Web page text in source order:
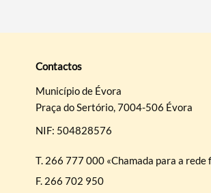
Contactos
Município de Évora
Praça do Sertório, 7004-506 Évora
NIF: 504828576
T. 266 777 000 «Chamada para a rede
F. 266 702 950